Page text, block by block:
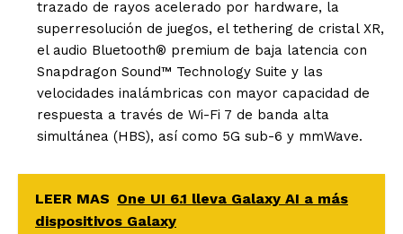
trazado de rayos acelerado por hardware, la
superresolución de juegos, el tethering de cristal XR,
el audio Bluetooth® premium de baja latencia con
Snapdragon Sound™ Technology Suite y las
velocidades inalámbricas con mayor capacidad de
respuesta a través de Wi-Fi 7 de banda alta
simultánea (HBS), así como 5G sub-6 y mmWave.
LEER MAS One UI 6.1 lleva Galaxy AI a más
dispositivos Galaxy